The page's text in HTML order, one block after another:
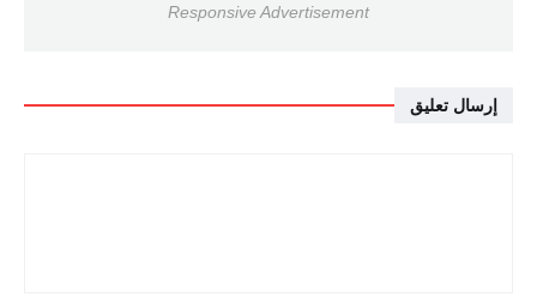
Responsive Advertisement
إرسال تعليق